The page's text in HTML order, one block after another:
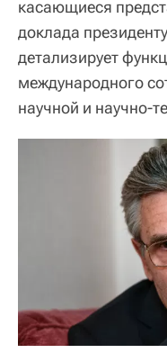
касающиеся
доклада
детализирует
международного
научной и научно-